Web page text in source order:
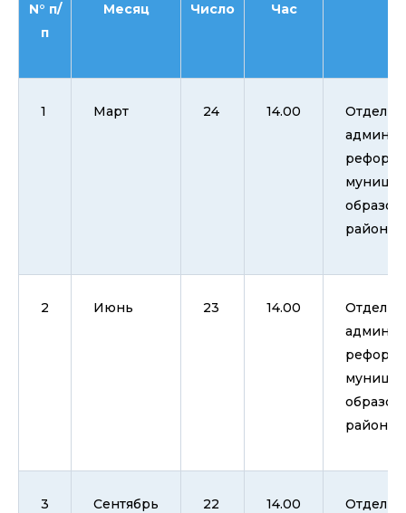
N° п/
п
Месяц Число Час
1 Март 24 14.00
Отдел
район
2 Июнь 23 14.00
Отдел
район
3 Сентябрь 22 14.00
Отдел